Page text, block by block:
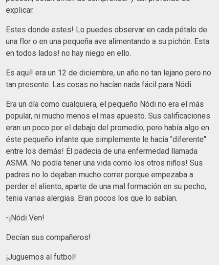
explicar.
Estes donde estes! Lo puedes observar en cada pétalo de
una flor o en una pequeña ave alimentando a su pichón. Esta
en todos lados! no hay niego en ello.
Es aquí! era un 12 de diciembre, un año no tan lejano pero no
tan presente. Las cosas no hacían nada fácil para Nódi.
Era un día como cualquiera, el pequeño Nódi no era el más
popular, ni mucho menos el mas apuesto. Sus calificaciones
eran un poco por el debajo del promedio, pero había algo en
éste pequeño infante que simplemente le hacia "diferente"
entre los demás! Él padecia de una enfermedad llamada
ASMA. No podía tener una vida como los otros niños! Sus
padres no lo dejaban mucho correr porque empezaba a
perder el aliento, aparte de una mal formación en su pecho,
tenia varias alergias. Eran pocos los que lo sabían.
-¡Nódi Ven!
Decían sus compañeros!
¡Juguemos al futbol!